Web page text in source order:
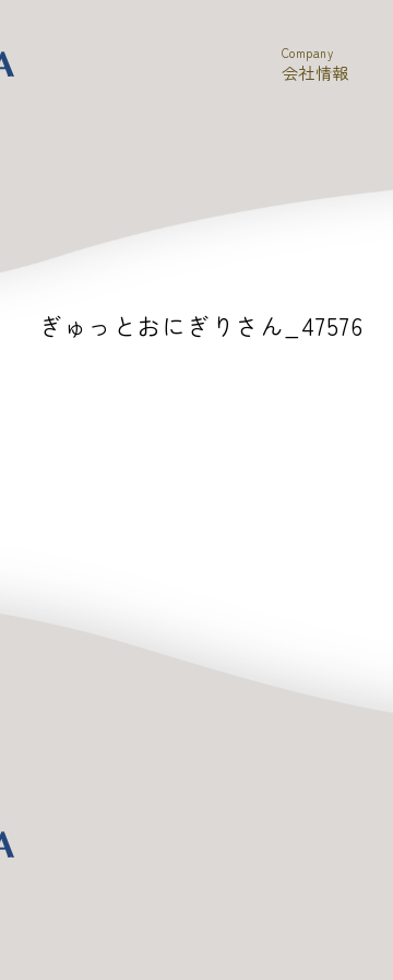
Company
会社情報
ぎゅっとおにぎりさん_47576